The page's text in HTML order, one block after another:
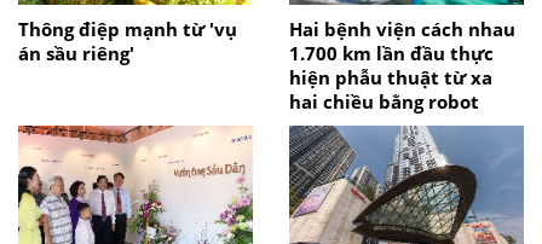
Thông điệp mạnh từ 'vụ
án sầu riêng'
Hai bệnh viện cách nhau
1.700 km lần đầu thực
hiện phẫu thuật từ xa
hai chiều bằng robot